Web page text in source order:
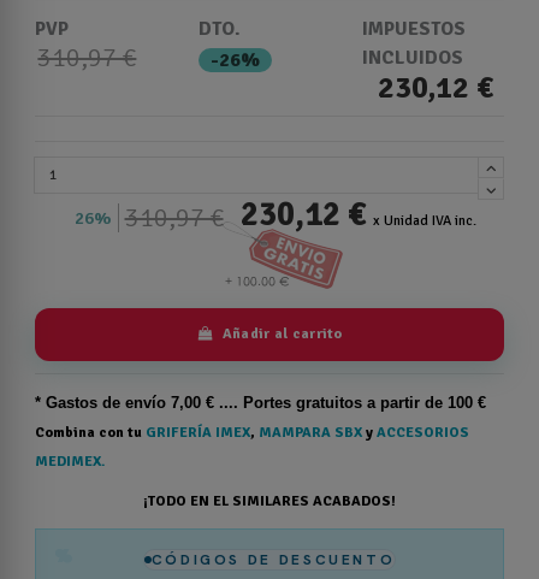
PVP
310,97 €
DTO.
-26%
IMPUESTOS
INCLUIDOS
230,12 €
26% 310,97 € 230,12 € x Unidad IVA inc.
Añadir al carrito
* Gastos de envío 7,00 € .... Portes gratuitos a partir de 100 €
Combina con tu GRIFERÍA IMEX, MAMPARA SBX y ACCESORIOS
MEDIMEX.
¡TODO EN EL SIMILARES ACABADOS!
CÓDIGOS DE DESCUENTO